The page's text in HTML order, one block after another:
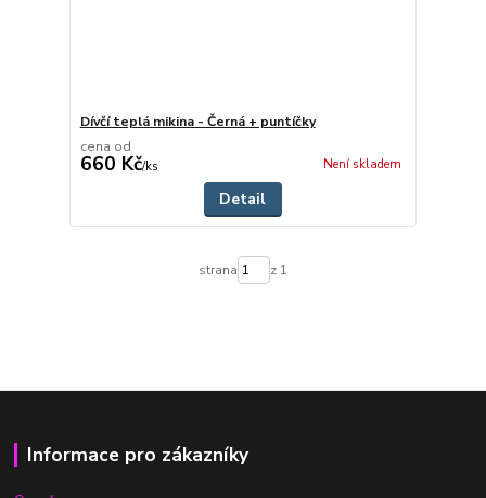
Dívčí teplá mikina - Černá + puntíčky
cena od
660 Kč/ks Není skladem
Detail
strana z 1
Informace pro zákazníky